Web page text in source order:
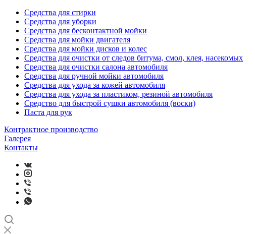
Средства для стирки
Средства для уборки
Средства для бесконтактной мойки
Средства для мойки двигателя
Средства для мойки дисков и колес
Средства для очистки от следов битума, смол, клея, насекомых
Средства для очистки салона автомобиля
Средства для ручной мойки автомобиля
Средства для ухода за кожей автомобиля
Средства для ухода за пластиком, резиной автомобиля
Средство для быстрой сушки автомобиля (воски)
Паста для рук
Контрактное производство
Галерея
Контакты